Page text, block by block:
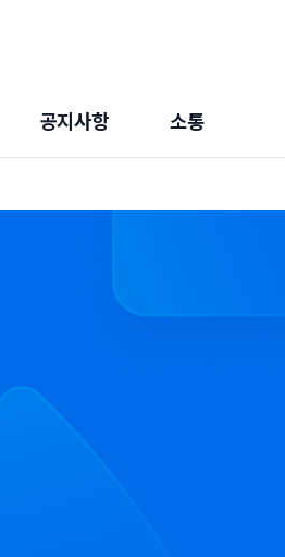
공지사항 소통